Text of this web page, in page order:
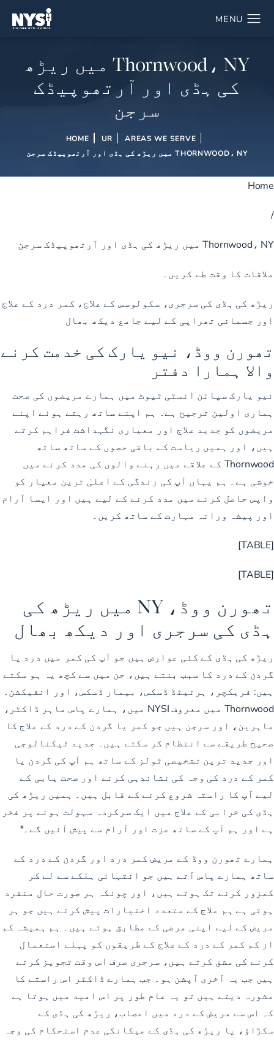
Thornwood، NY میں ریڑھ
کی ہڈی اور آرتھوپیڈک
سرجن
HOME UR
AREAS WE SERVE
THORNWOOD، NY میں ریڑھ کی ہڈی اور آرتھوپیڈک سرجن
Home
/
Thornwood، NY میں ریڑھ کی ہڈی اور آرتھوپیڈک سرجن
ملاقات کا وقت طے کریں۔
ریڑھ کی ہڈی کی سرجری، سکولوسس کے علاج، کمر درد کے علاج
اور جسمانی تھراپی کے لیے جامع دیکھ بھال
تھورن ووڈ، نیو یارک کی خدمت کرنے
والا ہمارا دفتر
نیو یارک سپائن انسٹی ٹیوٹ میں ہمارے مریضوں کی صحت
ہماری اولین ترجیح ہے۔ ہم اپنے ساتھ رہتے ہوئے اپنے
مریضوں کو جدید علاج اور معیاری نگہداشت فراہم کرتے
ہیں، اور ہمیں ریاست کے باقی حصوں کے ساتھ ساتھ
Thornwood کے علاقے میں رہنے والوں کی مدد کرنے میں
خوشی ہے۔ ہم یہاں آپ کی زندگی کے اعلیٰ ترین معیار کو
واپس حاصل کرنے میں مدد کرنے کے لیے ہیں اور ایسا آرام
اور پیشہ ورانہ مہارت کے ساتھ کریں۔
[TABLE]
[TABLE]
تھورن ووڈ، NY میں ریڑھ کی
ہڈی کی سرجری اور دیکھ بھال
ریڑھ کی ہڈی کے کئی عوارض ہیں جو آپ کی کمر میں درد یا
گردن کے درد کا سبب بنتے ہیں، جن میں سے کچھ یہ ہو سکتے
ہیں: فریکچر، ہرنیٹڈ ڈسکس، بیمار ڈسکس، اور انفیکشن۔
Thornwood میں معروف NYSI میں، ہمارے پاس ماہر ڈاکٹر،
ماہرین، اور سرجن ہیں جو کمر یا گردن کے درد کے علاج کا
صحیح طریقے سے انتظام کر سکتے ہیں۔ جدید ٹیکنالوجی
اور جدید ترین تشخیصی ٹولز کے ساتھ ہم آپ کی گردن یا
کمر کے درد کی وجہ کی نشاندہی کرنے اور صحت یابی کے
لیے آپ کا راستہ شروع کرنے کے قابل ہیں۔ ہمیں ریڑھ کی
ہڈی کی خرابی کے علاج میں ایک سرکردہ سہولت ہونے پر فخر
ہے اور ہم آپ کے ساتھ عزت اور آرام سے پیش آئیں گے۔*
ہمارے تھورن ووڈ کے مریض کمر درد اور گردن کے درد کے
ساتھ ہمارے پاس آتے ہیں جو انتہائی ہلکے سے لے کر
کمزور کرنے تک ہوتے ہیں، اور چونکہ ہر صورت حال منفرد
ہوتی ہے ہم علاج کے متعدد اختیارات پیش کرتے ہیں جو ہر
مریض کے لیے اپنی مرضی کے مطابق ہوتے ہیں۔ ہم ہمیشہ کم
از کم کمر کے درد کے علاج کے طریقوں کو پہلے استعمال
کرنے کی مشق کرتے ہیں، سرجری صرف اس وقت تجویز کرتے
ہیں جب یہ آخری آپشن ہو۔ جب ہمارے ڈاکٹر اس راستے کا
مشورہ دیتے ہیں تو یہ عام طور پر اس امید میں ہوتا ہے
کہ اس سے مریض کے درد میں اعصاب، ریڑھ کی ہڈی کے
سکڑاؤ، یا ریڑھ کی ہڈی کے میکانکی عدم استحکام کی وجہ